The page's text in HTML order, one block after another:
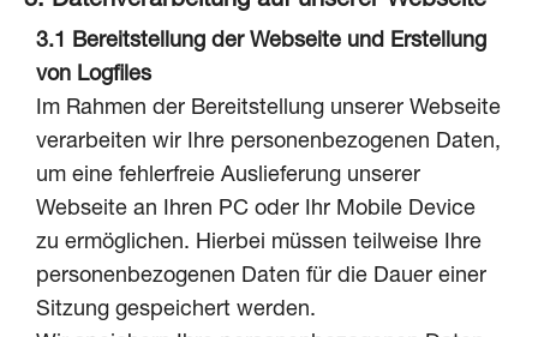
3.1 Bereitstellung der Webseite und Erstellung
von Logfiles
Im Rahmen der Bereitstellung unserer Webseite
verarbeiten wir Ihre personenbezogenen Daten,
um eine fehlerfreie Auslieferung unserer
Webseite an Ihren PC oder Ihr Mobile Device
zu ermöglichen. Hierbei müssen teilweise Ihre
personenbezogenen Daten für die Dauer einer
Sitzung gespeichert werden.